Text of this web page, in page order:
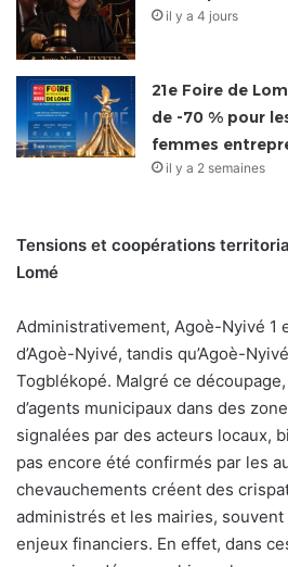
il y a 4 jours
21e Foire de
de -70 % pour
femmes
il y a 2 semaines
Tensions et coopérations
Lomé
Administrativement, Agoè-Nyivé 1
d’Agoè-Nyivé, tandis qu’Agoè-
Togblékopé. Malgré ce
d’agents municipaux dans des
signalées par des acteurs locaux,
pas encore été confirmés par les
chevauchements créent des
administrés et les mairies,
enjeux financiers. En effet, dans